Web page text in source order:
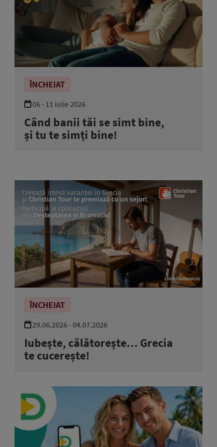
ÎNCHEIAT
06 - 11 iulie 2026
Când banii tăi se simt bine,
și tu te simți bine!
ÎNCHEIAT
29.06.2026 - 04.07.2026
Iubește, călătorește… Grecia
te cucerește!